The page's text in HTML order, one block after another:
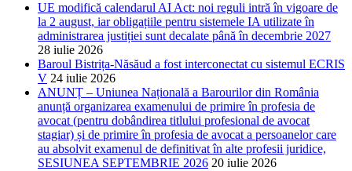
UE modifică calendarul AI Act: noi reguli intră în vigoare de
la 2 august, iar obligațiile pentru sistemele IA utilizate în
administrarea justiției sunt decalate până în decembrie 2027
28 iulie 2026
Baroul Bistrița-Năsăud a fost interconectat cu sistemul ECRIS
V 24 iulie 2026
ANUNȚ – Uniunea Națională a Barourilor din România
anunță organizarea examenului de primire în profesia de
avocat (pentru dobândirea titlului profesional de avocat
stagiar) și de primire în profesia de avocat a persoanelor care
au absolvit examenul de definitivat în alte profesii juridice,
SESIUNEA SEPTEMBRIE 2026 20 iulie 2026